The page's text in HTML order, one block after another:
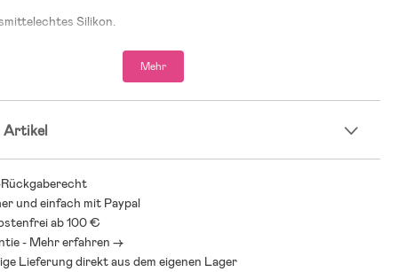
Silikon.
Mehr
Artikel
und einfach mit Paypal
ab 100 €
- Mehr erfahren ->
Lieferung direkt aus dem eigenen Lager